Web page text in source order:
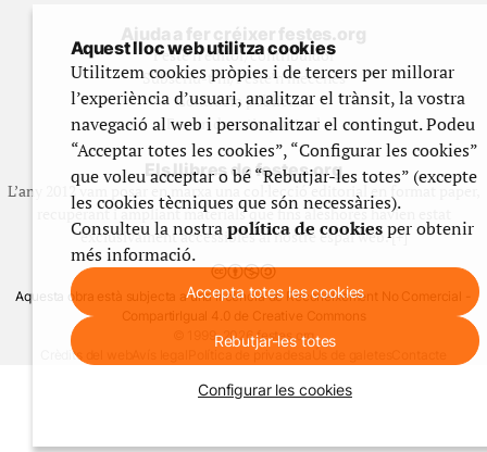
Ajuda a fer créixer festes.org
Feste’n editor/contribuidor
Subscriu-t’hi/Feste’n mecenes
Contracta publicitat
Fes un donatiu puntual
Els llibres de festes.org
L’any 2012 vam posar en marxa una col·lecció editorial en format paper,
recuperant i ampliant materials que fins aleshores havien estat
exclusivament accessibles al nostre espai web. [+]
Aquesta obra està subjecta a una llicència de Reconeixement No Comercial -
CompartirIgual 4.0 de Creative Commons
© 1999-2026 festes.org
Crèdits del web
Política de privadesa
Aquest lloc web utilitza cookies
Utilitzem cookies pròpies i de tercers per millorar
l’experiència d’usuari, analitzar el trànsit, la vostra
navegació al web i personalitzar el contingut. Podeu
“Acceptar totes les cookies”, “Configurar les cookies”
que voleu acceptar o bé “Rebutjar-les totes” (excepte
les cookies tècniques que són necessàries).
Consulteu la nostrapolítica de cookiesper obtenir
més informació.
Accepta totes les cookies
Rebutjar-les totes
Configurar les cookies